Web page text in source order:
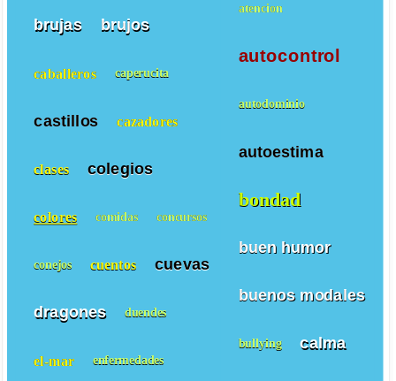
atencion
autocontrol
autodominio
autoestima
bondad
buen humor
buenos modales
bullying calma
brujas brujos
caballeros caperucita
castillos cazadores
clases colegios
colores comidas concursos
conejos cuentos cuevas
dragones duendes
el-mar enfermedades